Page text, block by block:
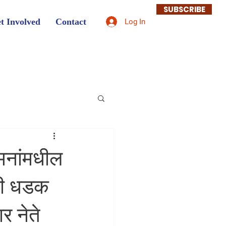
Involved Contact Log In
SUBSCRIBE
धडक
नेते